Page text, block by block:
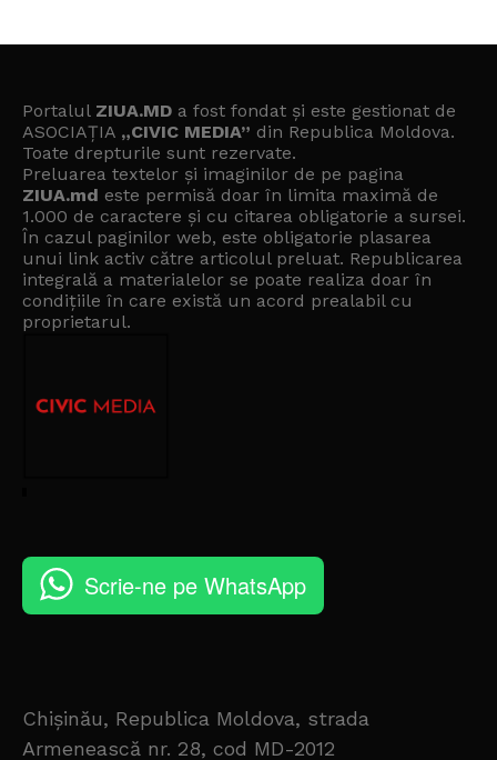
Portalul ZIUA.MD a fost fondat și este gestionat de
ASOCIAȚIA „CIVIC MEDIA” din Republica Moldova.
Toate drepturile sunt rezervate.
Preluarea textelor și imaginilor de pe pagina
ZIUA.md este permisă doar în limita maximă de
1.000 de caractere și cu citarea obligatorie a sursei.
În cazul paginilor web, este obligatorie plasarea
unui link activ către articolul preluat. Republicarea
integrală a materialelor se poate realiza doar în
condițiile în care există un acord prealabil cu
proprietarul.
Scrie-ne pe WhatsApp
Chișinău, Republica Moldova, strada
Armenească nr. 28, cod MD-2012